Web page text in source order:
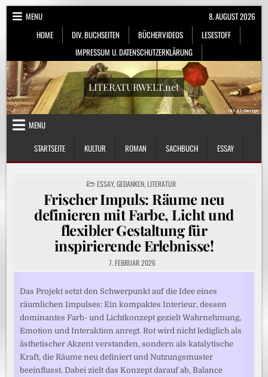
Skip
MENU
HOME
DIV. BUCHSEITEN BÜCHERVIDEOS
LESESTOFF
IMPRESSUM U. DATENSCHUTZERKLÄRUNG
8. AUGUST 2026
LITERATURWELT.net
MENU
STARTSEITE
KULTUR ROMAN SACHBUCH ESSAY
POSTED
IN
ESSAY,GEDANKEN,LITERATUR
Frischer Impuls: Räume neu
definieren mit Farbe, Licht und
flexibler Gestaltung für
inspirierende Erlebnisse!
7. FEBRUAR 2026
Das Projekt setzt den Schwerpunkt auf die Idee eines
räumlichen Impulses: Ein kompaktes Interieur, dessen
dominantes Farb- und Lichtkonzept gezielt Wahrnehmung,
Emotion und Interaktion anregt. Rot wird nicht lediglich als
ästhetischer Akzent verstanden, sondern als katalytische
Kraft, die Räume neu definiert und Nutzungsmuster
beeinflusst. Dabei zielt das Konzept darauf ab, Balance